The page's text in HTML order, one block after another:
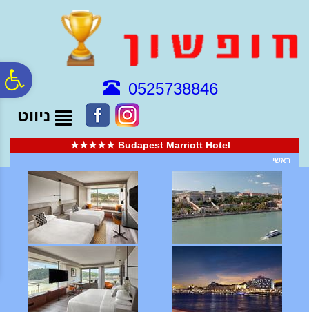
נגישות
0525738846
ניווט
Budapest Marriott Hotel ★★★★★
ראשי